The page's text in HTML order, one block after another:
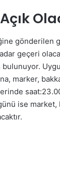
gönderilen
geçeri
marker,
ise